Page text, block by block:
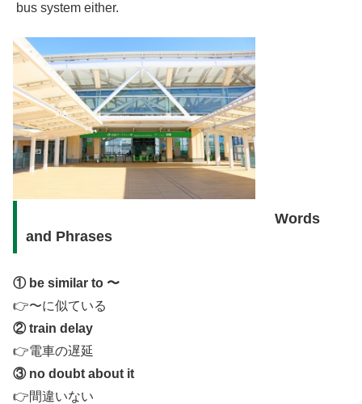
bus system either.
Words
and Phrases
① be similar to 〜
👉〜に似ている
② train delay
👉電車の遅延
③ no doubt about it
👉間違いない